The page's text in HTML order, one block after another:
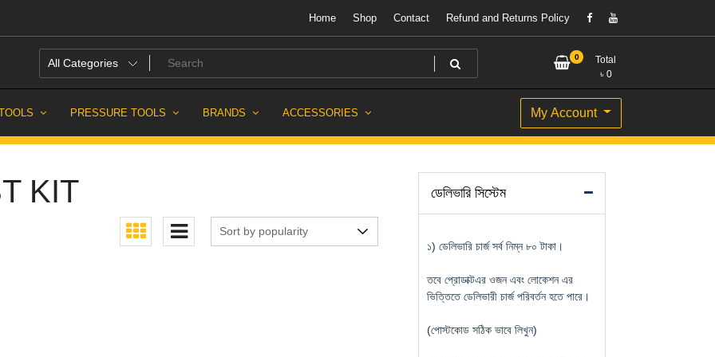
Home Shop Contact Refund and Returns Policy
0
Total
৳ 0
PRESSURE TOOLS BRANDS ACCESSORIES My Account
KIT ডেলিভারি সিস্টেম
১) ডেলিভারি চার্জ সর্ব নিম্ন ৮০ টাকা।
তবে প্রোডাক্টএর ওজন এবং লোকেশন এর
ভিত্তিতে ডেলিভারী চার্জ পরিবর্তন হতে পারে।
(পোস্টকোড সঠিক ভাবে লিখুন)